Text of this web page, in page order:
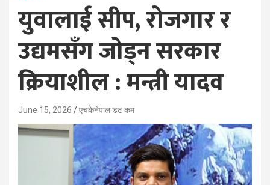
युवालाई सीप, रोजगार र
उद्यमसँग जोड्न सरकार
क्रियाशील : मन्त्री यादव
June 15, 2026 एचकेनेपाल डट कम